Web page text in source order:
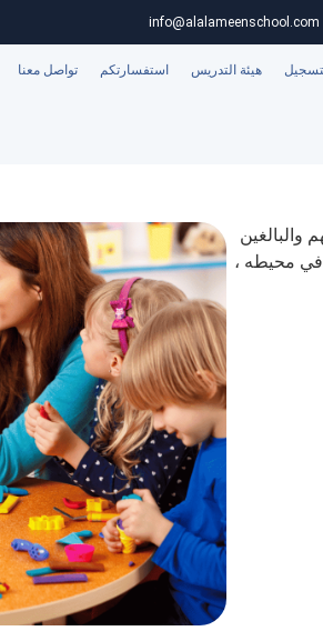
info@alalameenschool.com
تواصل معنا استفسارتكم هيئة التدريس
والبالغين
في محيطه ،